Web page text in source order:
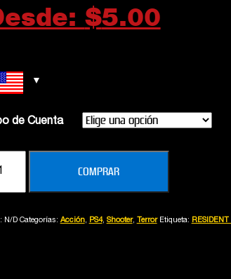
$5.00
de Cuenta
COMPRAR
N/D Categorías: Acción, PS4, Shooter, Terror Etiqueta: RESIDENT
5out of 5
para relajarse
el esqueleto!!